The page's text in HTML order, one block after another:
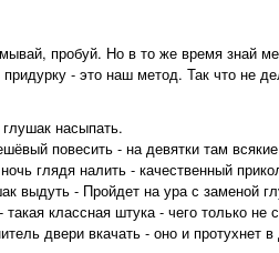
пробуй. Но в то же время знай
- это наш метод. Так что не
насыпать.
повесить - на девятки там
глядя налить - качественный
выдуть - Пройдет на ура с заменой
классная штука - чего только
двери вкачать - оно и протухнет